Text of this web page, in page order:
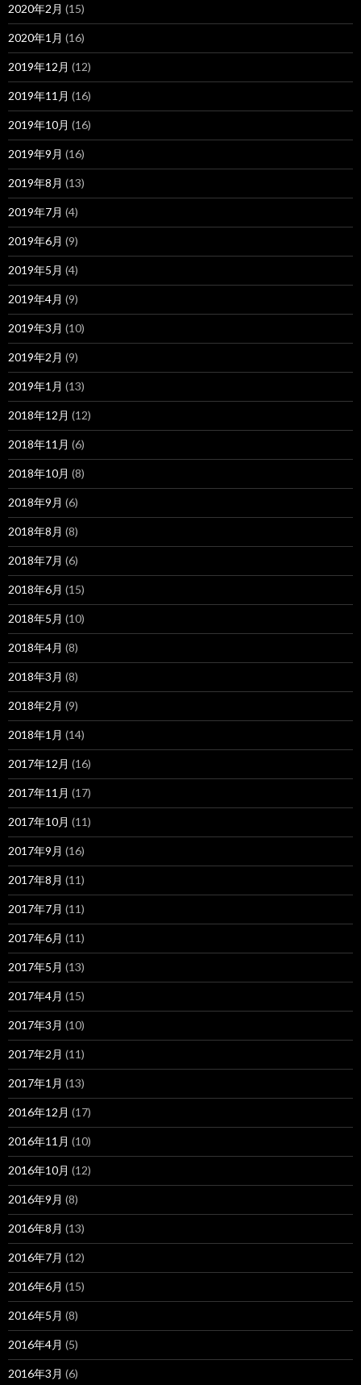
2020年2月 (15)
2020年1月 (16)
2019年12月 (12)
2019年11月 (16)
2019年10月 (16)
2019年9月 (16)
2019年8月 (13)
2019年7月 (4)
2019年6月 (9)
2019年5月 (4)
2019年4月 (9)
2019年3月 (10)
2019年2月 (9)
2019年1月 (13)
2018年12月 (12)
2018年11月 (6)
2018年10月 (8)
2018年9月 (6)
2018年8月 (8)
2018年7月 (6)
2018年6月 (15)
2018年5月 (10)
2018年4月 (8)
2018年3月 (8)
2018年2月 (9)
2018年1月 (14)
2017年12月 (16)
2017年11月 (17)
2017年10月 (11)
2017年9月 (16)
2017年8月 (11)
2017年7月 (11)
2017年6月 (11)
2017年5月 (13)
2017年4月 (15)
2017年3月 (10)
2017年2月 (11)
2017年1月 (13)
2016年12月 (17)
2016年11月 (10)
2016年10月 (12)
2016年9月 (8)
2016年8月 (13)
2016年7月 (12)
2016年6月 (15)
2016年5月 (8)
2016年4月 (5)
2016年3月 (6)